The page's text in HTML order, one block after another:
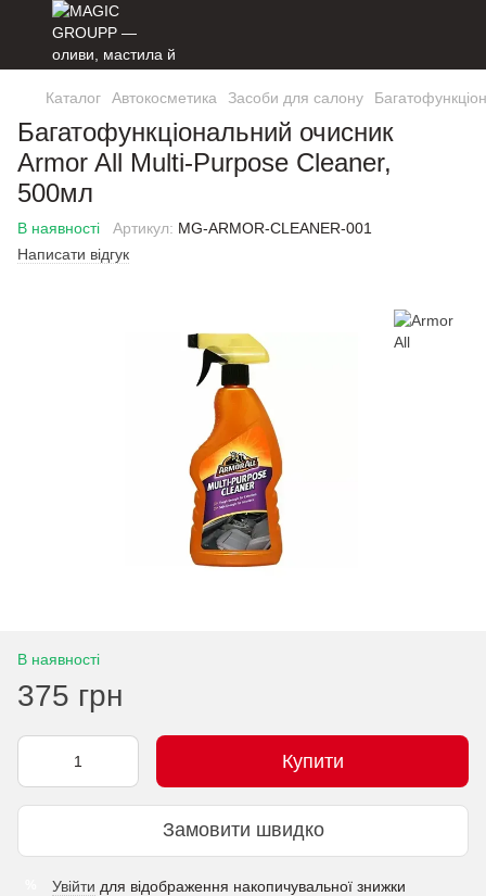
Каталог Автокосметика Засоби для салону
Багатофункціональний очисник
Armor All Multi-Purpose Cleaner,
500мл
В наявності Артикул: MG-ARMOR-CLEANER-001
Написати відгук
В наявності
375 грн
Купити
Замовити швидко
Увійти для відображення накопичувальної знижки